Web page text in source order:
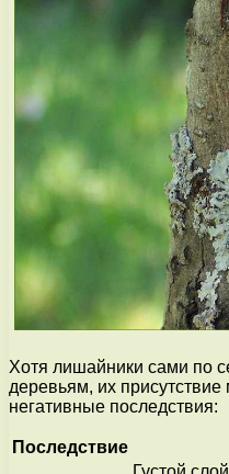
Хотя лишайники сами по
деревьям, их
негативные последствия:
Последствие